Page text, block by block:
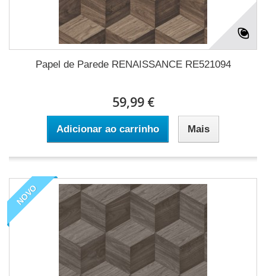
Papel de Parede RENAISSANCE RE521094
59,99 €
Adicionar ao carrinho Mais
NOVO